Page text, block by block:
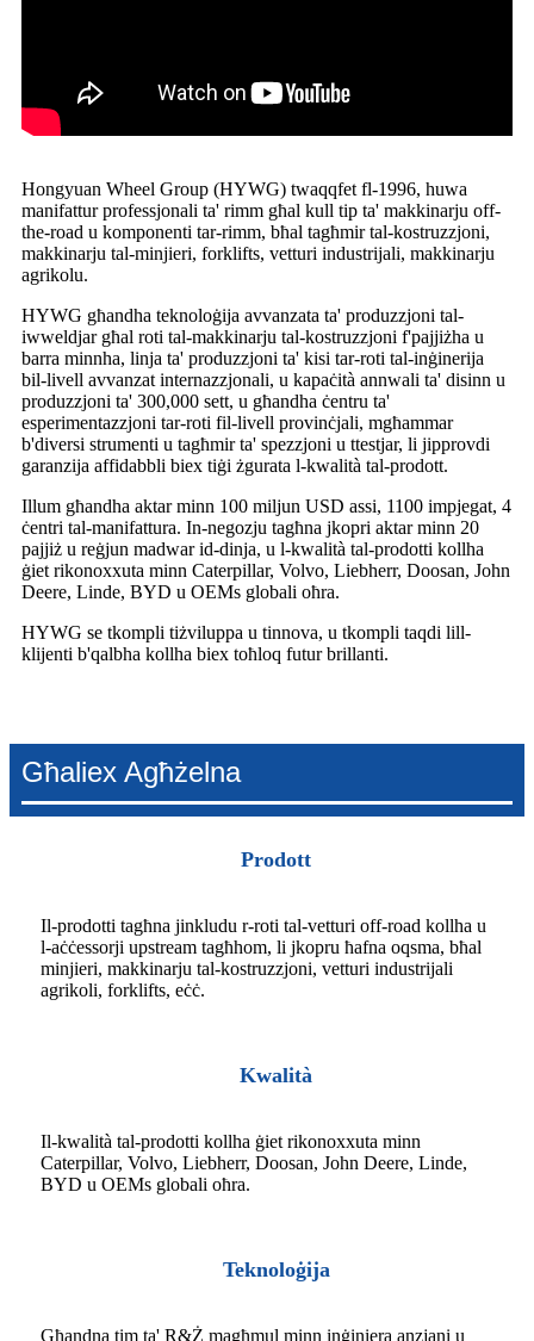
Hongyuan Wheel Group (HYWG) twaqqfet fl-1996, huwa
manifattur professjonali ta' rimm għal kull tip ta' makkinarju off-
the-road u komponenti tar-rimm, bħal tagħmir tal-kostruzzjoni,
makkinarju tal-minjieri, forklifts, vetturi industrijali, makkinarju
agrikolu.
HYWG għandha teknoloġija avvanzata ta' produzzjoni tal-
iwweldjar għal roti tal-makkinarju tal-kostruzzjoni f'pajjiżha u
barra minnha, linja ta' produzzjoni ta' kisi tar-roti tal-inġinerija
bil-livell avvanzat internazzjonali, u kapaċità annwali ta' disinn u
produzzjoni ta' 300,000 sett, u għandha ċentru ta'
esperimentazzjoni tar-roti fil-livell provinċjali, mgħammar
b'diversi strumenti u tagħmir ta' spezzjoni u ttestjar, li jipprovdi
garanzija affidabbli biex tiġi żgurata l-kwalità tal-prodott.
Illum għandha aktar minn 100 miljun USD assi, 1100 impjegat, 4
ċentri tal-manifattura. In-negozju tagħna jkopri aktar minn 20
pajjiż u reġjun madwar id-dinja, u l-kwalità tal-prodotti kollha
ġiet rikonoxxuta minn Caterpillar, Volvo, Liebherr, Doosan, John
Deere, Linde, BYD u OEMs globali oħra.
HYWG se tkompli tiżviluppa u tinnova, u tkompli taqdi lill-
klijenti b'qalbha kollha biex toħloq futur brillanti.
Għaliex Agħżelna
Prodott
Il-prodotti tagħna jinkludu r-roti tal-vetturi off-road kollha u
l-aċċessorji upstream tagħhom, li jkopru ħafna oqsma, bħal
minjieri, makkinarju tal-kostruzzjoni, vetturi industrijali
agrikoli, forklifts, eċċ.
Kwalità
Il-kwalità tal-prodotti kollha ġiet rikonoxxuta minn
Caterpillar, Volvo, Liebherr, Doosan, John Deere, Linde,
BYD u OEMs globali oħra.
Teknoloġija
Għandna tim ta' R&Ż magħmul minn inġiniera anzjani u